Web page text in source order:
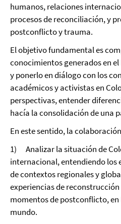
humanos, relaciones
procesos de reconciliación, y
postconflicto y trauma.
El objetivo fundamental es
conocimientos generados en
y ponerlo en diálogo con los
académicos y activistas en
perspectivas, entender
hacía la consolidación de una
En este sentido, la
1) Analizar la situación de
internacional, entendiendo los
de contextos regionales y
experiencias de
momentos de postconflicto,
mundo.